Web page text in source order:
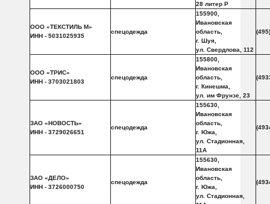
28 литер Р
ООО «ТЕКСТИЛЬ М»
ИНН - 5031025935
спецодежда
155900,
Ивановская
область,
г. Шуя,
ул. Свердлова, 112
ООО «ТРИС»
ИНН - 3703021803
спецодежда
155800,
Ивановская
область,
г. Кинешма,
ул. им Фрунзе, 23
ЗАО «НОВОСТЬ»
ИНН - 3729026651
спецодежда
155630,
Ивановская
область,
г. Южа,
ул. Стадионная,
11А
ЗАО «ДЕЛО»
ИНН - 3726000750
спецодежда
155630,
Ивановская
область,
г. Южа,
ул. Стадионная,